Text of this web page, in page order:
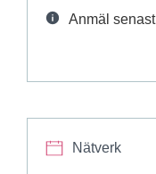
Anmäl
Nätverk